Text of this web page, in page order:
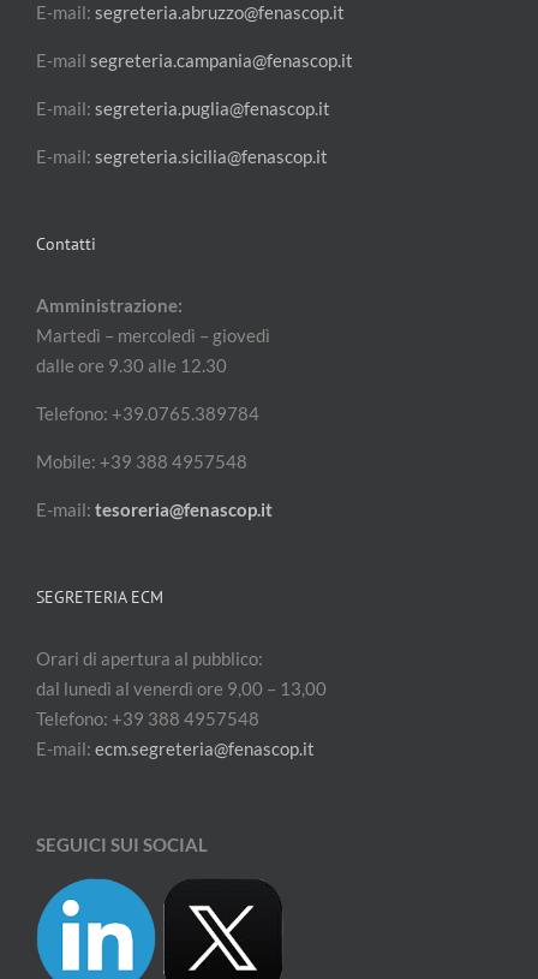
E-mail: segreteria.abruzzo@fenascop.it
E-mail segreteria.campania@fenascop.it
E-mail: segreteria.puglia@fenascop.it
E-mail: segreteria.sicilia@fenascop.it
Contatti
Amministrazione:
Martedì – mercoledì – giovedì
dalle ore 9.30 alle 12.30
Telefono: +39.0765.389784
Mobile: +39 388 4957548
E-mail: tesoreria@fenascop.it
SEGRETERIA ECM
Orari di apertura al pubblico:
dal lunedì al venerdì ore 9,00 – 13,00
Telefono: +39 388 4957548
E-mail: ecm.segreteria@fenascop.it
SEGUICI SUI SOCIAL